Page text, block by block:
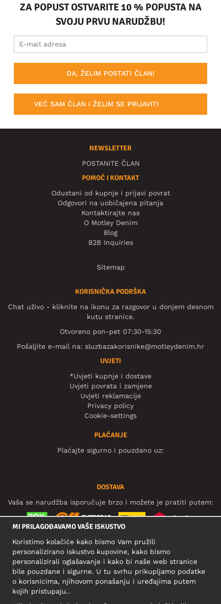
ZA POPUST OSTVARITE 10 % POPUSTA NA
SVOJU PRVU NARUDŽBU!
DA, ŽELIM POSTATI ČLAN!
VEĆ SAM ČLAN I ŽELIM SE PRIJAVITI
NEWSLETTER
POSTANITE ČLAN
POMOĆ I KONTAKT
Odustani od kupnje i prijavi povrat
Odgovori na uobičajena pitanja
Kontaktirajte nas
O Motley Denim
Blog
B2B Inquiries
Sitemap
KORISNIČKA PODRŠKA
Chat uživo - kliknite na ikonu za razgovor u donjem desnom
kutu stranice.
Otvoreno pon-pet 07:30-15:30
Pošaljite e-mail na: sluzbazakorisnike@motleydenim.hr
UVJETI
*Uvjeti kupnje i dostave
Uvjeti povrata i zamjene
Uvjeti reklamacije
Privacy policy
Cookie-settings
PLAĆANJE
Plaćajte sigurno i pouzdano uz:
DOSTAVA
Vaša se narudžba isporučuje brzo i možete je pratiti putem:
DRUŠTVENE MREŽE
POSLOVNA ADRESA
MI PRILAGOĐAVAMO VAŠE ISKUSTVO
Koristimo kolačiće kako bismo Vam pružili
personalizirano iskustvo kupovine, kako bismo
personalizirali oglašavanje i kako bi naše web stranice
bile pouzdane i sigurne. U tu svrhu prikupljamo podatke
o korisnicima, njihovom ponašanju i uređajima putem
kojih pristupaju..